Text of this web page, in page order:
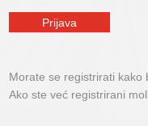
Morate se registrirati kako
Ako ste već registrirani